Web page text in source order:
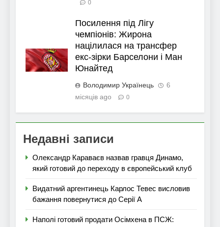
0
Посилення під Лігу
чемпіонів: Жирона
націлилася на трансфер
екс-зірки Барселони і Ман
Юнайтед
Володимир Українець
6
місяців ago
0
Недавні записи
Олександр Караваєв назвав гравця Динамо,
який готовий до переходу в європейський клуб
Видатний аргентинець Карлос Тевес висловив
бажання повернутися до Серії А
Наполі готовий продати Осімхена в ПСЖ: